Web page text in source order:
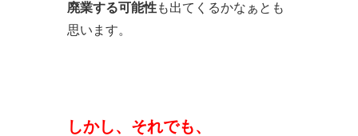
廃業する可能性も出てくるかなぁとも
思います。
しかし、それでも、